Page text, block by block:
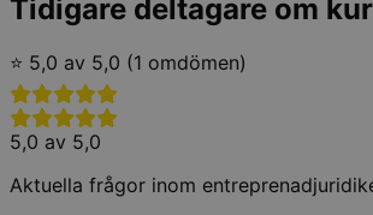
Tidigare deltagare om
⭐ 5,0 av 5,0 (1 omdömen)
5,0 av 5,0
Aktuella frågor inom